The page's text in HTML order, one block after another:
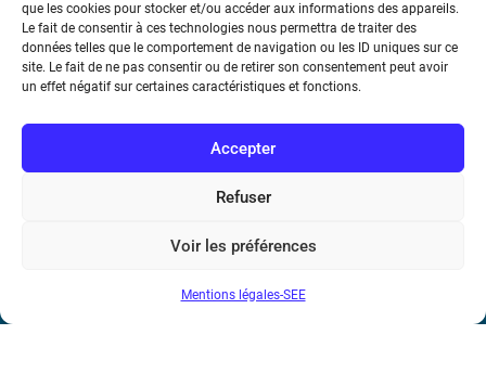
que les cookies pour stocker et/ou accéder aux informations des appareils.
Le fait de consentir à ces technologies nous permettra de traiter des
données telles que le comportement de navigation ou les ID uniques sur ce
site. Le fait de ne pas consentir ou de retirer son consentement peut avoir
un effet négatif sur certaines caractéristiques et fonctions.
Accepter
Refuser
Voir les préférences
Mentions légales-SEE
Bicentenaire des découvertes d’André-
Conditions Générales de Vente
Mentions légales
N° de SIREN : 785 393 232, Code APE : 9412Z TVA intra-
communautaire : FR44 785 393 232